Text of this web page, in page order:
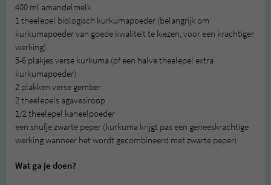
400 ml amandelmelk
1 theelepel biologisch kurkumapoeder (belangrijk om
kurkumapoeder van goede kwaliteit te kiezen, voor een krachtiger
werking)
5-6 plakjes verse kurkuma (of een halve theelepel extra
kurkumapoeder)
2 plakken verse gember
2 theelepels agavesiroop
1/2 theelepel kaneelpoeder
een snufje zwarte peper (kurkuma krijgt pas een geneeskrachtige
werking wanneer het wordt gecombineerd met zwarte peper)
Wat ga je doen?